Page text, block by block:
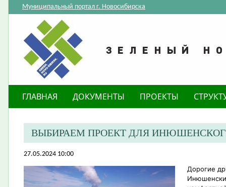
Муниципальный портал г. Новосибирска
ГЛАВНАЯ ДОКУМЕНТЫ ПРОЕКТЫ
ВЫБИРАЕМ ПРОЕКТ ДЛЯ
27.05.2024 10:00
Дорогие